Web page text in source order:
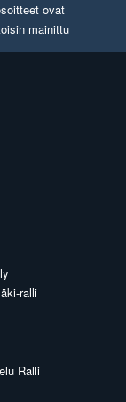
ovat
mainittu
ralli
Ralli